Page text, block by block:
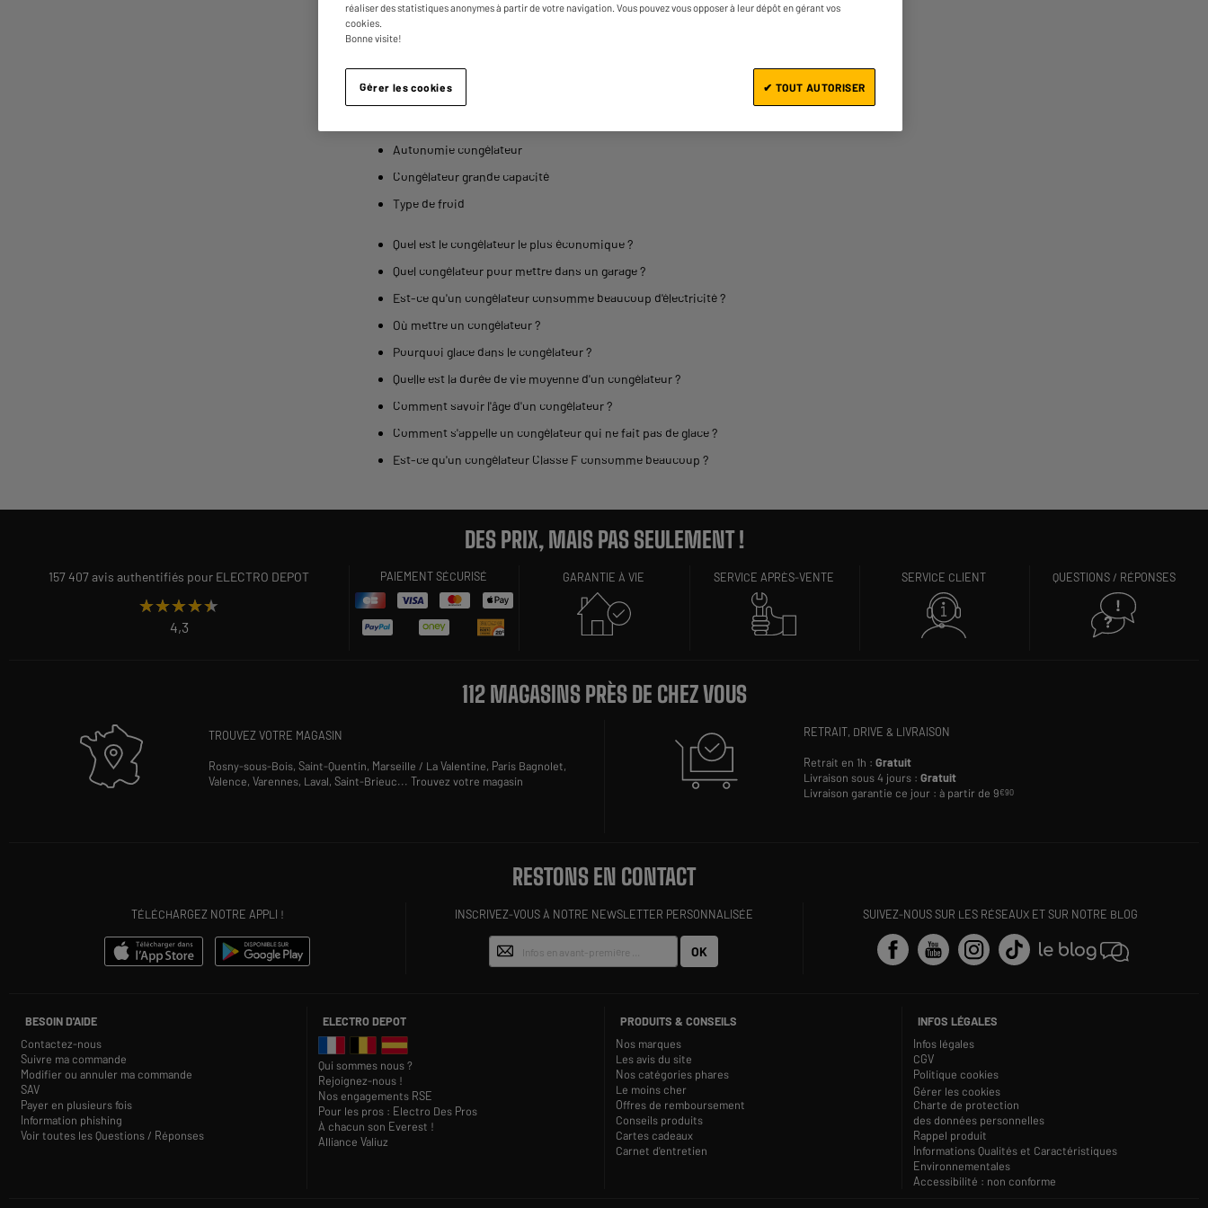
Congélateur vitré professionnels
Choisir congélateur
Meilleurs congélateurs
Congélateur classe A
Autonomie congélateur
Congélateur grande capacité
Type de froid
Quel est le congélateur le plus économique ?
Quel congélateur pour mettre dans un garage ?
Est-ce qu'un congélateur consomme beaucoup d'électricité ?
Où mettre un congélateur ?
Pourquoi glace dans le congélateur ?
Quelle est la durée de vie moyenne d'un congélateur ?
Comment savoir l'âge d'un congélateur ?
Comment s'appelle un congélateur qui ne fait pas de glace ?
Est-ce qu'un congélateur Classe F consomme beaucoup ?
DES PRIX, MAIS PAS SEULEMENT !
157 407 avis authentifiés pour ELECTRO DEPOT
★★★★★
★★★★★
4,3
PAIEMENT SÉCURISÉ GARANTIE À VIE SERVICE APRÈS-VENTE SERVICE CLIENT QUESTIONS / RÉPONSES
112 MAGASINS PRÈS DE CHEZ VOUS
TROUVEZ VOTRE MAGASIN
Rosny-sous-Bois,Saint-Quentin, Marseille / La Valentine, Paris Bagnolet,
Valence,Varennes, Laval,Saint-Brieuc...Trouvez votre magasin
RETRAIT, DRIVE & LIVRAISON
Retrait en 1h :Gratuit
Livraison sous 4 jours :Gratuit
Livraison garantie ce jour : à partir de 9€90
RESTONS EN CONTACT
TÉLÉCHARGEZ NOTRE APPLI ! INSCRIVEZ-VOUS À NOTRE NEWSLETTER PERSONNALISÉE
OK
SUIVEZ-NOUS SUR LES RÉSEAUX ET SUR NOTRE BLOG
BESOIN D'AIDE
Contactez-nous
Suivre ma commande
Modifier ou annuler ma commande
SAV
Payer en plusieurs fois
Information phishing
Voir toutes les Questions / Réponses
ELECTRO DEPOT
Qui sommes nous ?
Rejoignez-nous !
Nos engagements RSE
Pour les pros : Electro Des Pros
À chacun son Everest !
Alliance Valiuz
PRODUITS & CONSEILS
Nos marques
Les avis du site
Nos catégories phares
Le moins cher
Offres de remboursement
Conseils produits
Cartes cadeaux
Carnet d'entretien
INFOS LÉGALES
Infos légales
CGV
Politique cookies
Gérer les cookies
Charte de protection
des données personnelles
Rappel produit
Informations Qualités et Caractéristiques
Environnementales
Accessibilité : non conforme
réaliser des statistiques anonymes à partir de votre navigation. Vous pouvez vous opposer à leur dépôt en gérant vos
cookies.
Bonne visite!
Gérer les cookies ✔ TOUT AUTORISER